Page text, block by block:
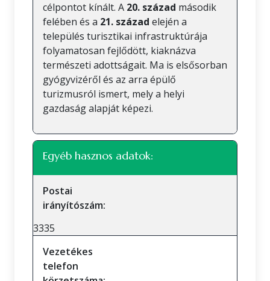
célpontot kínált. A 20. század második
felében és a 21. század elején a
település turisztikai infrastruktúrája
folyamatosan fejlődött, kiaknázva
természeti adottságait. Ma is elsősorban
gyógyvizéről és az arra épülő
turizmusról ismert, mely a helyi
gazdaság alapját képezi.
Egyéb hasznos adatok:
Postai
irányítószám:
3335
Vezetékes
telefon